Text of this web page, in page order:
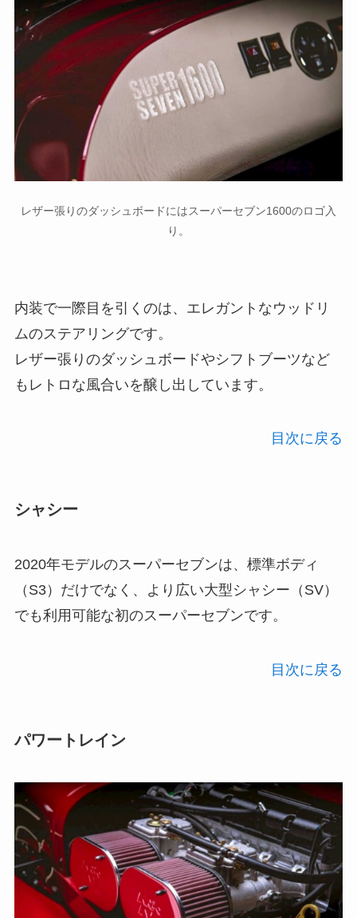
レザー張りのダッシュボードにはスーパーセブン1600のロゴ入
り。
内装で一際目を引くのは、エレガントなウッドリ
ムのステアリングです。
レザー張りのダッシュボードやシフトブーツなど
もレトロな風合いを醸し出しています。
目次に戻る
シャシー
2020年モデルのスーパーセブンは、標準ボディ
（S3）だけでなく、より広い大型シャシー（SV）
でも利用可能な初のスーパーセブンです。
目次に戻る
パワートレイン